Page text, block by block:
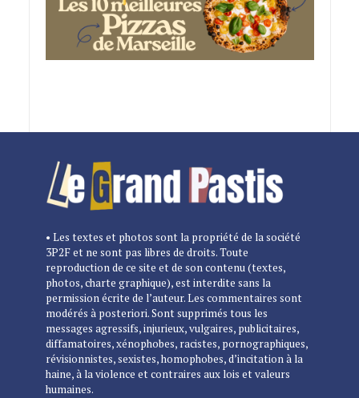
• Les textes et photos sont la propriété de la société
3P2F et ne sont pas libres de droits. Toute
reproduction de ce site et de son contenu (textes,
photos, charte graphique), est interdite sans la
permission écrite de l’auteur. Les commentaires sont
modérés à posteriori. Sont supprimés tous les
messages agressifs, injurieux, vulgaires, publicitaires,
diffamatoires, xénophobes, racistes, pornographiques,
révisionnistes, sexistes, homophobes, d’incitation à la
haine, à la violence et contraires aux lois et valeurs
humaines.